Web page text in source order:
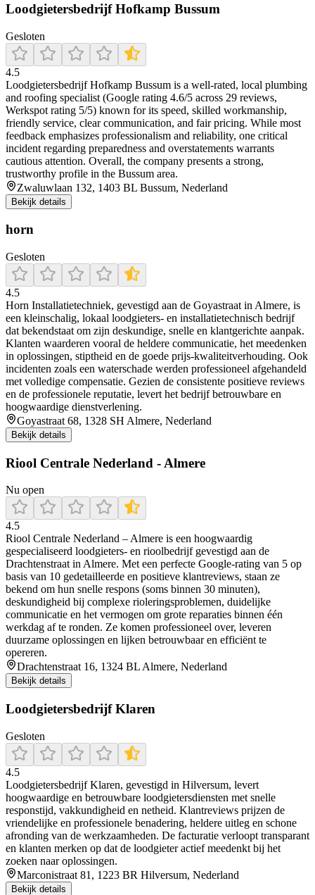
Loodgietersbedrijf Hofkamp Bussum
Gesloten
4.5
Loodgietersbedrijf Hofkamp Bussum is a well‑rated, local plumbing
and roofing specialist (Google rating 4.6/5 across 29 reviews,
Werkspot rating 5/5) known for its speed, skilled workmanship,
friendly service, clear communication, and fair pricing. While most
feedback emphasizes professionalism and reliability, one critical
incident regarding preparedness and overstatements warrants
cautious attention. Overall, the company presents a strong,
trustworthy profile in the Bussum area.
Zwaluwlaan 132, 1403 BL Bussum, Nederland
Bekijk details
horn
Gesloten
4.5
Horn Installatietechniek, gevestigd aan de Goyastraat in Almere, is
een kleinschalig, lokaal loodgieters- en installatietechnisch bedrijf
dat bekendstaat om zijn deskundige, snelle en klantgerichte aanpak.
Klanten waarderen vooral de heldere communicatie, het meedenken
in oplossingen, stiptheid en de goede prijs‑kwaliteitverhouding. Ook
incidenten zoals een waterschade werden professioneel afgehandeld
met volledige compensatie. Gezien de consistente positieve reviews
en de professionele reputatie, levert het bedrijf betrouwbare en
hoogwaardige dienstverlening.
Goyastraat 68, 1328 SH Almere, Nederland
Bekijk details
Riool Centrale Nederland - Almere
Nu open
4.5
Riool Centrale Nederland – Almere is een hoogwaardig
gespecialiseerd loodgieters- en rioolbedrijf gevestigd aan de
Drachtenstraat in Almere. Met een perfecte Google-rating van 5 op
basis van 10 gedetailleerde en positieve klantreviews, staan ze
bekend om hun snelle respons (soms binnen 30 minuten),
deskundigheid bij complexe rioleringsproblemen, duidelijke
communicatie en het vermogen om grote reparaties binnen één
werkdag af te ronden. Ze komen professioneel over, leveren
duurzame oplossingen en lijken betrouwbaar en efficiënt te
opereren.
Drachtenstraat 16, 1324 BL Almere, Nederland
Bekijk details
Loodgietersbedrijf Klaren
Gesloten
4.5
Loodgietersbedrijf Klaren, gevestigd in Hilversum, levert
hoogwaardige en betrouwbare loodgietersdiensten met snelle
responstijd, vakkundigheid en netheid. Klantreviews prijzen de
vriendelijke en professionele benadering, heldere uitleg en schone
afronding van de werkzaamheden. De facturatie verloopt transparant
en klanten merken op dat de loodgieter actief meedenkt bij het
zoeken naar oplossingen.
Marconistraat 81, 1223 BR Hilversum, Nederland
Bekijk details